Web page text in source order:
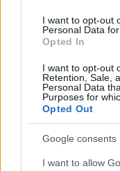
I want to opt-out
Personal Data
Opted In
I want to opt-out
Retention, Sale,
Personal Data
Purposes for
Opted Out
Google consents
I want to allow